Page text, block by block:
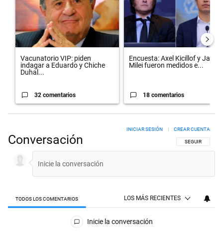
Vacunatorio VIP: piden
indagar a Eduardo y Chiche
Duhal...
32 comentarios
Encuesta: Axel Kicillof y Javier
Milei fueron medidos e...
18 comentarios
Conversación SIGA ESTA
SEGUIR
INICIAR SESIÓN CREAR CUENTA
TODOS LOS COMENTARIOS LOS MÁS RECIENTES
Todos los comentarios
Inicie la conversación